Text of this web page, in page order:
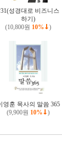
성경대로 비즈니스
하기)
(10,800원 10% )
영훈 목사의 말씀 365
(9,900원 10% )